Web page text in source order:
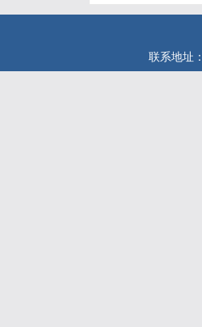
联系地址